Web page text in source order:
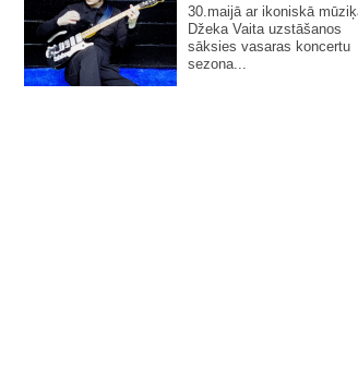
30.maijā ar ikoniskā
Džeka Vaita uzstāšanos
sāksies vasaras koncertu
sezona...